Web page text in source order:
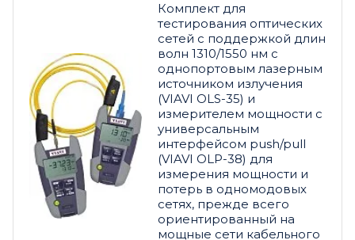
Комплект для
тестирования оптических
сетей с поддержкой длин
волн 1310/1550 нм с
однопортовым лазерным
источником излучения
(VIAVI OLS-35) и
измерителем мощности с
универсальным
интерфейсом push/pull
(VIAVI OLP-38) для
измерения мощности и
потерь в одномодовых
сетях, прежде всего
ориентированный на
мощные сети кабельного